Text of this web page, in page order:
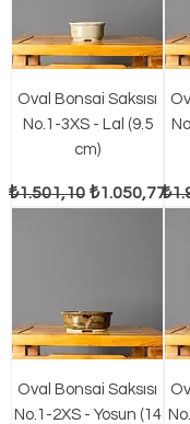
Oval Bonsai Saksısı
No.1-3XS - Lal (9.5
cm)
Normal Fiyat
₺1.501,10 İndirimli Fiyat
₺1.050,77
Oval Bonsai Saksısı
No.1-2XS - Yosun (14